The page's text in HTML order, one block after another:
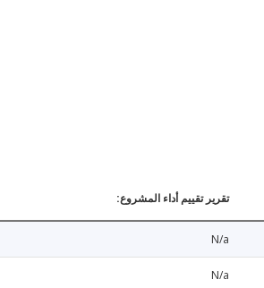
تقرير تقييم أداء المشروع:
N/a
N/a